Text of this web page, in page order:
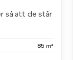
så att de står
85 m²